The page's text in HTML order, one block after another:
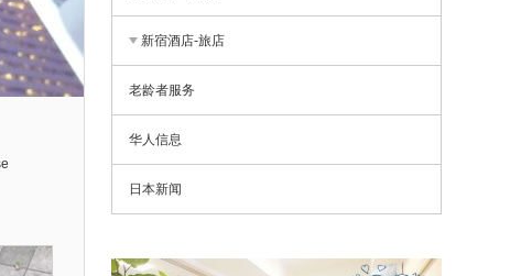
新宿酒店-旅店
老龄者服务
华人信息
日本新闻